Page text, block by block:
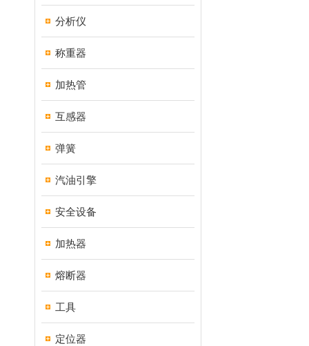
分析仪
称重器
加热管
互感器
弹簧
汽油引擎
安全设备
加热器
熔断器
工具
定位器